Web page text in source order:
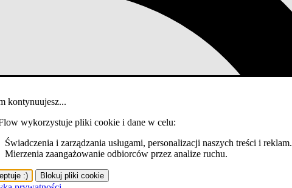
kontynuujesz...
wykorzystuje pliki cookie i dane w celu:
Świadczenia i zarządzania usługami, personalizacji naszych treści i reklam.
Mierzenia zaangażowanie odbiorców przez analize ruchu.
:) Blokuj pliki cookie